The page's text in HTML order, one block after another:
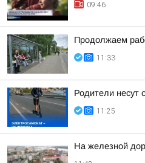
09:46
Продолжаем
11:33
Родители несут
11:25
На железной